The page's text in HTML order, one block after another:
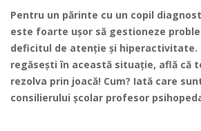
Pentru un părinte cu un copil
este foarte ușor să gestioneze
deficitul de atenție și hiperactivitate.
regăsești în această situație, află că
rezolva prin joacă! Cum? Iată care
consilierului şcolar profesor